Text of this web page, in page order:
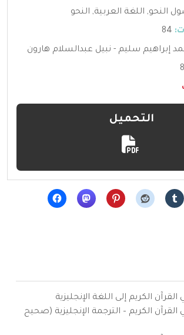
النحو, اللغة العربية, النحو
84
إبراهيم سليم - نبيل عبدالسلام هارون
التحميل
الكريم إلى اللغة الإنجليزية
الكريم – الترجمة الإنجليزية (صحيح